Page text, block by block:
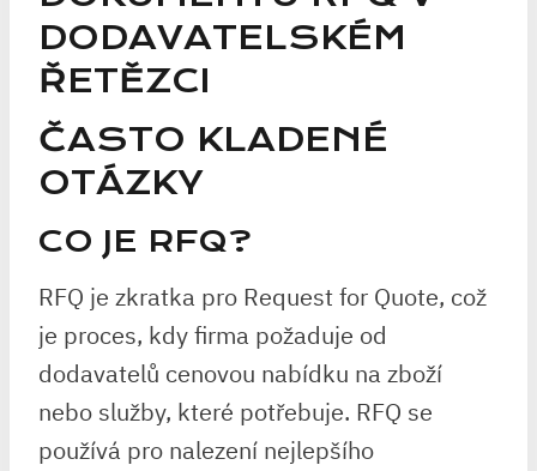
DODAVATELSKÉM
ŘETĚZCI
ČASTO KLADENÉ
OTÁZKY
CO JE RFQ?
RFQ je zkratka pro Request for Quote, což
je proces, kdy firma požaduje od
dodavatelů cenovou nabídku na zboží
nebo služby, které potřebuje. RFQ se
používá pro nalezení nejlepšího